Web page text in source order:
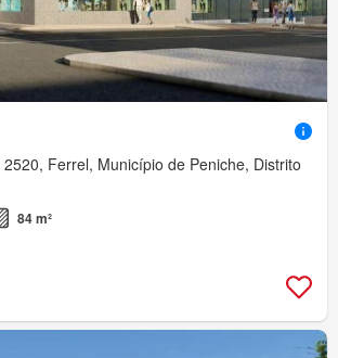
2520, Ferrel, Município de Peniche, Distrito
84 m²